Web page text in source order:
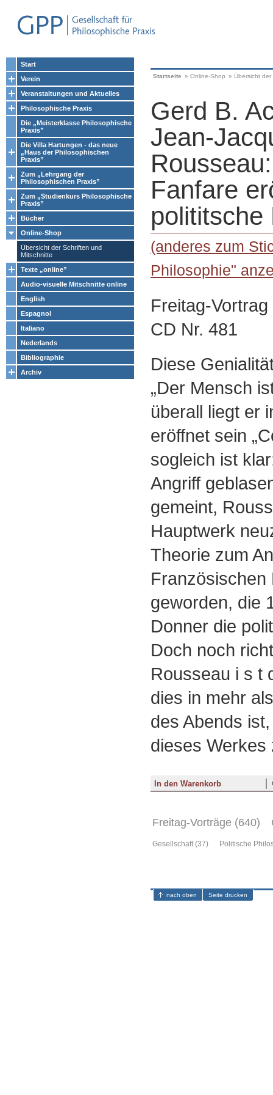
Start
Verein
Veranstaltungen und Aktuelles
Philosophische Praxis
Die „Meisterklasse Philosophische
Praxis”
Die Villa Hartungen - das neue
„Haus der Philosophischen
Praxis”
Zum „Lehrgang der
Philosophischen Praxis”
Zum „Studienkurs Philosophische
Praxis”
Bücher
Online-Shop
Übersicht der Schriften und
Mitschnitte
Texte „online”
Audio-visuelle Mitschnitte online
English
Espagnol
Italiano
Nederlands
Bibliographie
Archiv
Startseite » Online-Shop » Übersicht
Gerd B.
Jean-
Fanfare
polititsche
(anderes zum
Philosophie"
Freitag-
CD Nr. 481
Diese
„Der Mensch
überall liegt er
eröffnet sein
sogleich ist
Angriff
gemeint,
Hauptwerk
Theorie zum
Französischen
geworden, die
Donner die
Doch noch
Rousseau i s t
dies in mehr
des Abends
dieses
Freitag-Vorträge (640)
Gesellschaft (37) Politische
nach oben Seite drucken